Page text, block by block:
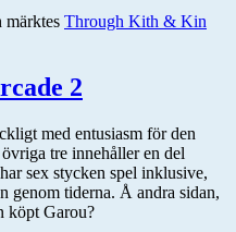
märktes Through Kith & Kin
2
med entusiasm för den
tre innehåller en del
sex stycken spel inklusive,
genom tiderna. Å andra sidan,
köpt Garou?